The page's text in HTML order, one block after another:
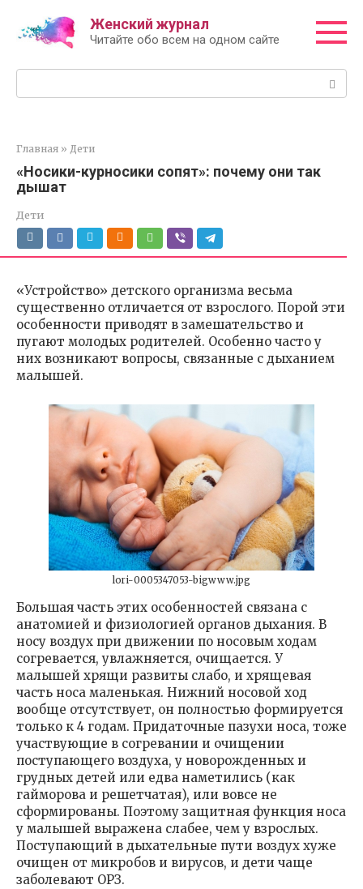
контенту
Женский журнал
Читайте обо всем на одном сайте
Главная » Дети
«Носики-курносики сопят»: почему они так
дышат
Дети
«Устройство» детского организма весьма
существенно отличается от взрослого. Порой эти
особенности приводят в замешательство и
пугают молодых родителей. Особенно часто у
них возникают вопросы, связанные с дыханием
малышей.
lori-0005347053-bigwww.jpg
Большая часть этих особенностей связана с
анатомией и физиологией органов дыхания. В
носу воздух при движении по носовым ходам
согревается, увлажняется, очищается. У
малышей хрящи развиты слабо, и хрящевая
часть носа маленькая. Нижний носовой ход
вообще отсутствует, он полностью формируется
только к 4 годам. Придаточные пазухи носа, тоже
участвующие в согревании и очищении
поступающего воздуха, у новорожденных и
грудных детей или едва наметились (как
гайморова и решетчатая), или вовсе не
сформированы. Поэтому защитная функция носа
у малышей выражена слабее, чем у взрослых.
Поступающий в дыхательные пути воздух хуже
очищен от микробов и вирусов, и дети чаще
заболевают ОРЗ.